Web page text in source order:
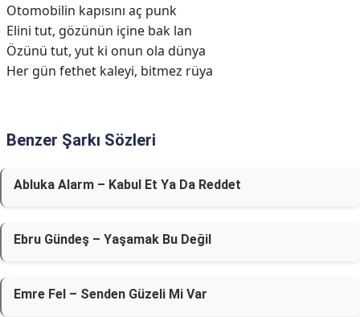
Otomobilin kapısını aç punk
Elini tut, gözünün içine bak lan
Özünü tut, yut ki onun ola dünya
Her gün fethet kaleyi, bitmez rüya
Benzer Şarkı Sözleri
Abluka Alarm – Kabul Et Ya Da Reddet
Ebru Gündeş – Yaşamak Bu Değil
Emre Fel – Senden Güzeli Mi Var